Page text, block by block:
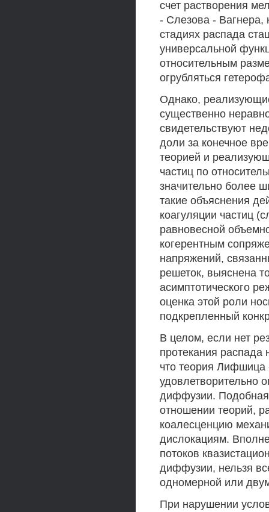
счет растворения
- Слезова - Вагнера,
стадиях распада
универсальной
относительным
огрубляться
Однако,
существенно
свидетельствуют
доли за конечное
теорией и
частиц по
значительно более
такие объяснения
коагуляции частиц
равновесной
когерентным
напряжений,
решеток, выяснена
асимптотического
оценка этой роли
подкрепленный
В целом, если нет
протекания распада
что теория
удовлетворительно
диффузии. Подобная
отношении теорий,
коалесценцию
дислокациям.
потоков
диффузии, нельзя
одномерной или
При нарушении